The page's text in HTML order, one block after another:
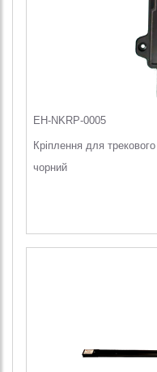
EH-NKRP-0005
Кріплення для
чорний